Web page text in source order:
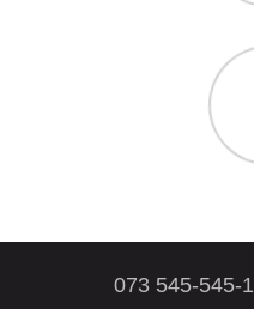
073 545-545-1